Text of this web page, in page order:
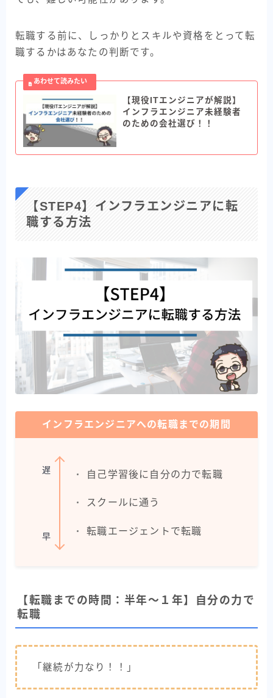
転職する前に、しっかりとスキルや資格をとって転
職するかはあなたの判断です。
【現役ITエンジニアが解説】
インフラエンジニア未経験者
のための会社選び！！
【STEP4】インフラエンジニアに転
職する方法
インフラエンジニアへの転職までの期間
遅 自己学習後に自分の力で転職
スクールに通う
転職エージェントで転職
早
【転職までの時間：半年～１年】自分の力で
転職
「継続が力なり！！」